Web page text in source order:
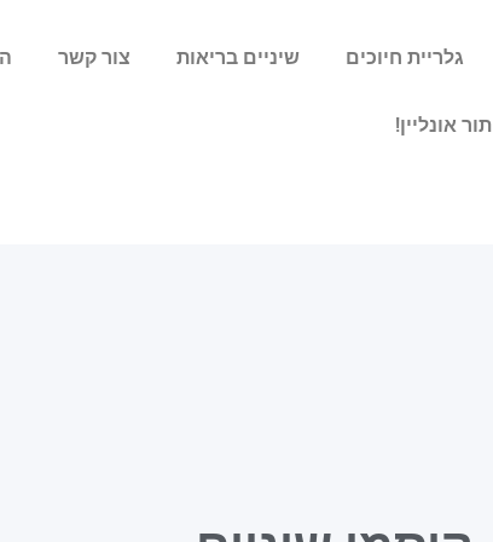
גלריית חיוכים שיניים בריאות צור קשר
תור אונליין!